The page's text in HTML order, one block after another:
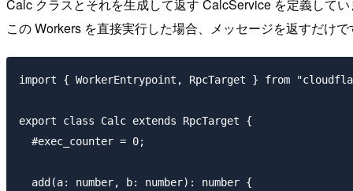
Calc クラスとそれを生成して返す CalcService を定義して
この Workers を直接実行した場合、メッセージを返すだけで
import { WorkerEntrypoint, RpcTarget } from
export class Calc extends RpcTarget {
  #exec_counter = 0;
  add(a: number, b: number): number {